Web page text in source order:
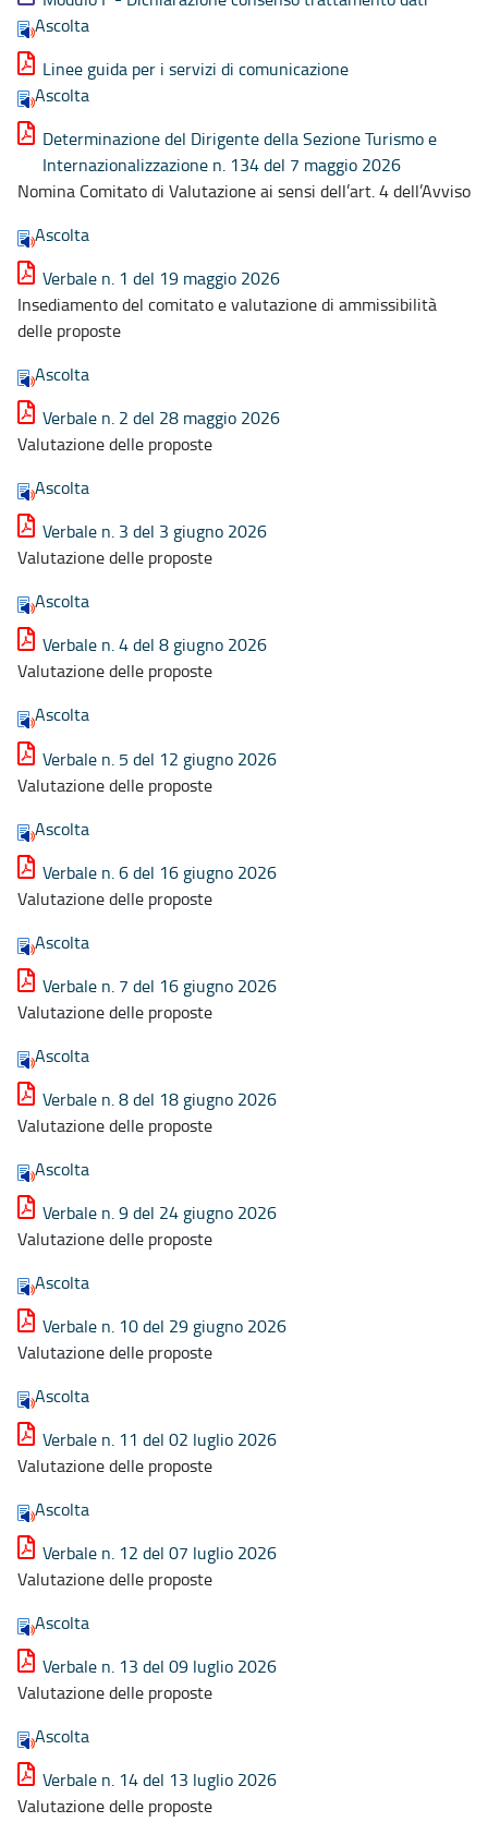
Ascolta
Linee guida per i servizi di comunicazione
Ascolta
Determinazione del Dirigente della Sezione Turismo e
Internazionalizzazione n. 134 del 7 maggio 2026
Nomina Comitato di Valutazione ai sensi dell’art. 4 dell’Avviso
Ascolta
Verbale n. 1 del 19 maggio 2026
Insediamento del comitato e valutazione di ammissibilità
delle proposte
Ascolta
Verbale n. 2 del 28 maggio 2026
Valutazione delle proposte
Ascolta
Verbale n. 3 del 3 giugno 2026
Valutazione delle proposte
Ascolta
Verbale n. 4 del 8 giugno 2026
Valutazione delle proposte
Ascolta
Verbale n. 5 del 12 giugno 2026
Valutazione delle proposte
Ascolta
Verbale n. 6 del 16 giugno 2026
Valutazione delle proposte
Ascolta
Verbale n. 7 del 16 giugno 2026
Valutazione delle proposte
Ascolta
Verbale n. 8 del 18 giugno 2026
Valutazione delle proposte
Ascolta
Verbale n. 9 del 24 giugno 2026
Valutazione delle proposte
Ascolta
Verbale n. 10 del 29 giugno 2026
Valutazione delle proposte
Ascolta
Verbale n. 11 del 02 luglio 2026
Valutazione delle proposte
Ascolta
Verbale n. 12 del 07 luglio 2026
Valutazione delle proposte
Ascolta
Verbale n. 13 del 09 luglio 2026
Valutazione delle proposte
Ascolta
Verbale n. 14 del 13 luglio 2026
Valutazione delle proposte